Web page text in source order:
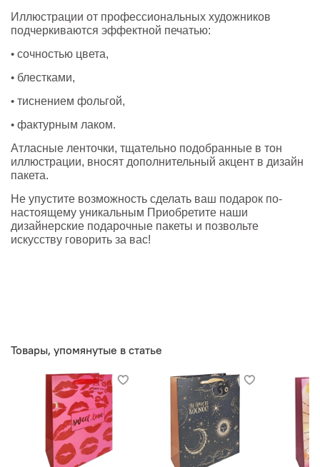
Иллюстрации от профессиональных художников
подчеркиваются эффектной печатью:
• сочностью цвета,
• блестками,
• тиснением фольгой,
• фактурным лаком.
Атласные ленточки, тщательно подобранные в тон
иллюстрации, вносят дополнительный акцент в дизайн
пакета.
Не упустите возможность сделать ваш подарок по-
настоящему уникальным Приобретите наши
дизайнерские подарочные пакеты и позвольте
искусству говорить за вас!
Товары, упомянутые в статье